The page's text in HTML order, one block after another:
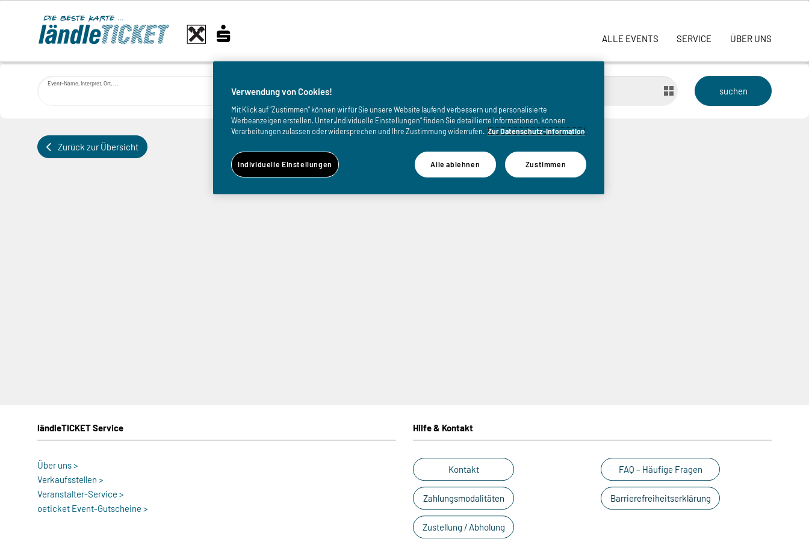
ALLE EVENTS SERVICE ÜBER UNS
Event-Name, Interpret, Ort, ...
Zurück zur Übersicht
ländleTICKET Service
Über uns >
Verkaufsstellen >
Veranstalter-Service >
oeticket Event-Gutscheine >
Hilfe & Kontakt
Kontakt
Zahlungsmodalitäten
Zustellung / Abholung
FAQ – Häufige Fragen
Barrierefreiheitserklärung
Verwendung von Cookies!
Mit Klick auf "Zustimmen" können wir für Sie unsere Website laufend verbessern und personalisierte
Werbeanzeigen erstellen. Unter „Individuelle Einstellungen“ finden Sie detaillierte Informationen, können
Verarbeitungen zulassen oder widersprechen und Ihre Zustimmung widerrufen. Zur Datenschutz-Information
Alle ablehnen Zustimmen
Individuelle Einstellungen